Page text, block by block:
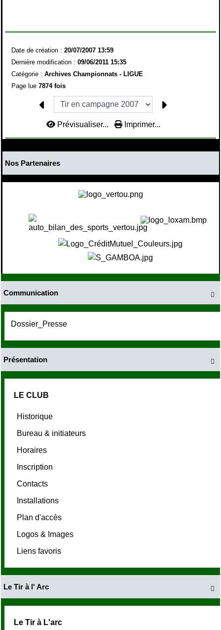

Communication
Dossier_Presse

Présentation
LE CLUB
Historique
Bureau & initiateurs
Horaires
Inscription
Contacts
Installations
Plan d'accès
Logos & Images
Liens favoris

Le Tir à l' Arc
Le Tir à L'arc
Date de création : 20/07/2007 13:59
Dernière modification : 09/06/2011 15:35
Catégorie : Archives Championnats - LIGUE
Page lue 7874 fois
Prévisualiser... Imprimer...
Nos Partenaires